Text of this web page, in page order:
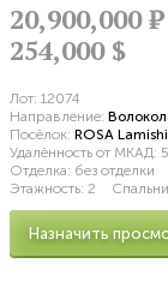
20,900,000Р
254,000 $
Лот: 12074
Направление:
Посёлок: ROSA
Удалённость от МКАД:
Отделка: без отделки
Этажность: 2
Назначить